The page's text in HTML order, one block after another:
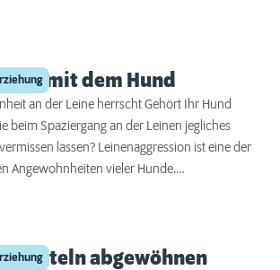
zu Artgenossen aufzunehmen. Hier lesen
mit dem Hund
an der Leine herrscht Gehört Ihr Hund
beim Spaziergang an der Leinen jegliches
lassen? Leinenaggression ist eine der
Angewohnheiten vieler Hunde.
Grote über Zugtiere und wilde Pöbler am
Betteln abgewöhnen